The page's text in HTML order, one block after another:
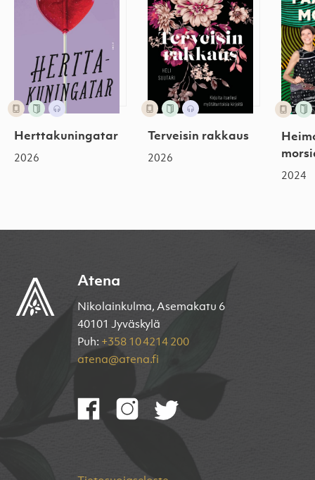
Herttakuningatar
2026
Terveisin rakkaus
2026
2024
Atena
Nikolainkulma, Asemakatu 6
40101 Jyväskylä
Puh: +358 10 4214 200
atena@atena.fi